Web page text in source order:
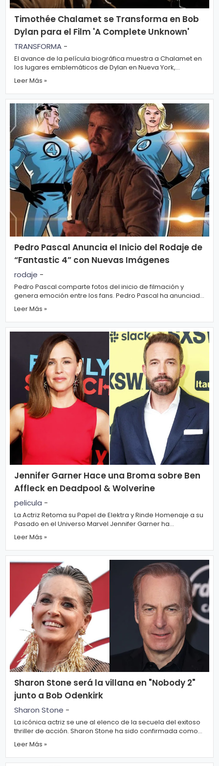
Timothée Chalamet se Transforma en Bob
Dylan para el Film 'A Complete Unknown'
TRANSFORMA -
El avance de la película biográfica muestra a Chalamet en
los lugares emblemáticos de Dylan en Nueva York,
interpretando "A Hard Rain...
Leer Más »
Pedro Pascal Anuncia el Inicio del Rodaje de
“Fantastic 4” con Nuevas Imágenes
rodaje -
Pedro Pascal comparte fotos del inicio de filmación y
genera emoción entre los fans. Pedro Pascal ha anunciado
el inicio del rodaje de l...
Leer Más »
Jennifer Garner Hace una Broma sobre Ben
Affleck en Deadpool & Wolverine
pelicula -
La Actriz Retoma su Papel de Elektra y Rinde Homenaje a su
Pasado en el Universo Marvel Jennifer Garner ha
sorprendido a los fans con una ...
Leer Más »
Sharon Stone será la villana en "Nobody 2"
junto a Bob Odenkirk
Sharon Stone -
La icónica actriz se une al elenco de la secuela del exitoso
thriller de acción. Sharon Stone ha sido confirmada como
la antagonista princip...
Leer Más »